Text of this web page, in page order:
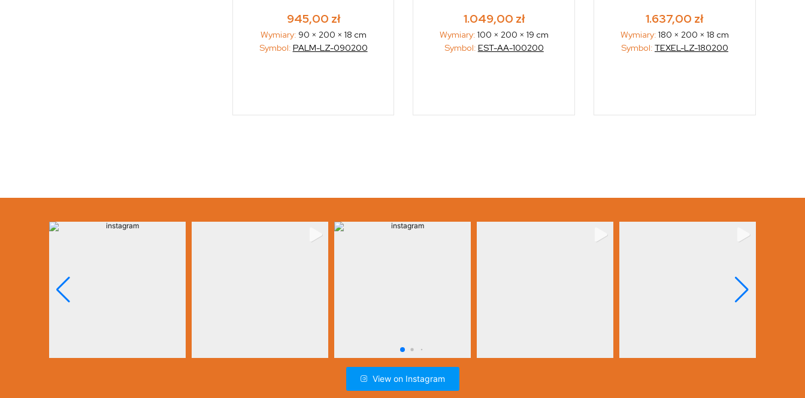
945,00 zł
Wymiary: 90 × 200 × 18 cm
Symbol: PALM-LZ-090200
1.049,00 zł
Wymiary: 100 × 200 × 19 cm
Symbol: EST-AA-100200
1.637,00 zł
Wymiary: 180 × 200 × 18 cm
Symbol: TEXEL-LZ-180200
View on Instagram